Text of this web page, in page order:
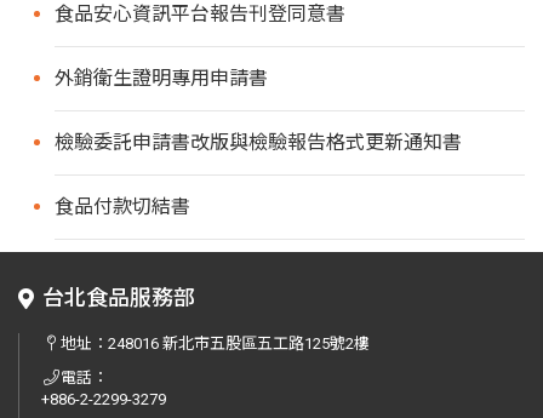
食品安心資訊平台報告刊登同意書
外銷衛生證明專用申請書
檢驗委託申請書改版與檢驗報告格式更新通知書
食品付款切結書
台北食品服務部
地址：248016 新北市五股區五工路125號2樓
電話：
+886-2-2299-3279